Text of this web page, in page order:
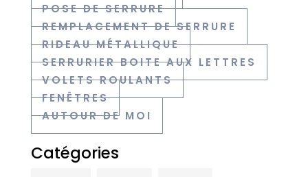
POSE DE SERRURE
REMPLACEMENT DE SERRURE
RIDEAU MÉTALLIQUE
SERRURIER BOITE AUX LETTRES
VOLETS ROULANTS
FENÊTRES
AUTOUR DE MOI
Catégories